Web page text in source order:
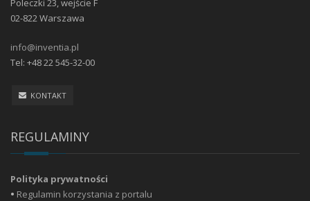
Poleczki 23, wejście F
02-822 Warszawa
info@inventia.pl
Tel: +48 22 545-32-00
KONTAKT
REGULAMINY
Polityka prywatności
• Regulamin korzystania z portalu